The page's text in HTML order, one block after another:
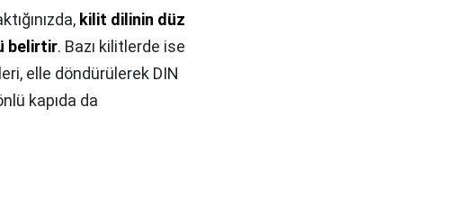
kilit dilinin düz
belirtir. Bazı kilitlerde ise
elle döndürülerek DIN
kapıda da